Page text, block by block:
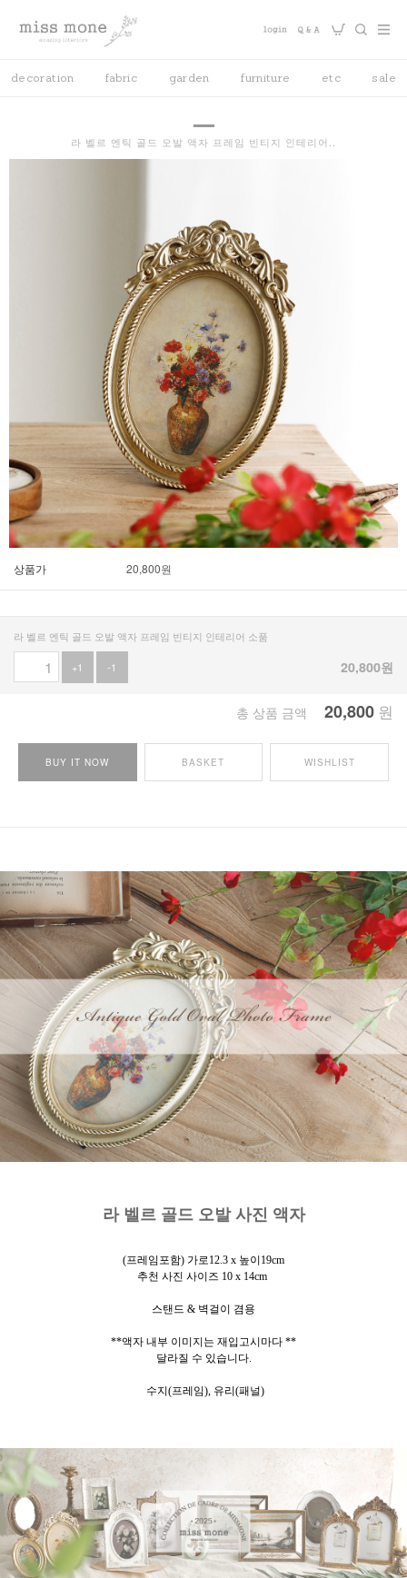
decoration fabric garden furniture etc sale
라 벨르 엔틱 골드 오발 액자 프레임 빈티지 인테리어..
상품가 20,800원
라 벨르 엔틱 골드 오발 액자 프레임 빈티지 인테리어 소품
+1 -1 20,800원
총 상품 금액 20,800 원
BUY IT NOW BASKET WISHLIST
라 벨르 골드 오발 사진 액자
(프레임포함) 가로12.3 x 높이19cm
추천 사진 사이즈 10 x 14cm
스탠드 & 벽걸이 겸용
**액자 내부 이미지는 재입고시마다 **
달라질 수 있습니다.
수지(프레임), 유리(패널)